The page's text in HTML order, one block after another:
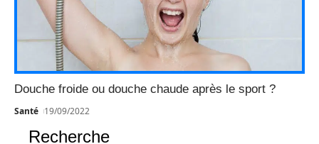
Douche froide ou douche chaude après le sport ?
Santé 19/09/2022
Recherche